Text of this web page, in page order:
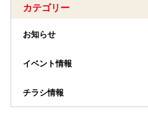
カテゴリー
お知らせ
イベント情報
チラシ情報